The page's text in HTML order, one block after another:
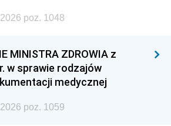
poz. 1048
MINISTRA ZDROWIA z
w sprawie rodzajów
medycznej
poz. 1059